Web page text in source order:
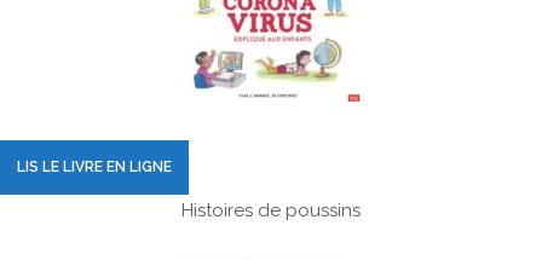
LIS LE LIVRE EN LIGNE
Histoires de poussins